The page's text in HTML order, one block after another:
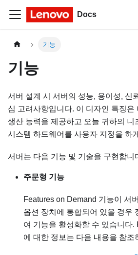
Docs
기능
기능
서버 설계 시 서버의 성능, 용이성, 신
심 고려사항입니다. 이 디자인 특징은
생산 능력을 제공하고 오늘 귀하의 니
시스템 하드웨어를 사용자 지정을 하
서버는 다음 기능 및 기술을 구현합니
주문형 기능
Features on Demand 기능이 서
옵션 장치에 통합되어 있을 경우
여 기능을 활성화할 수 있습니다.
에 대한 정보는 다음 내용을 참조